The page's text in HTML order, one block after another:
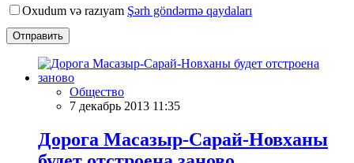
Oxudum və razıyam Şərh göndərmə qaydaları
Отправить
Общество
7 декабрь 2013 11:35
Дорога Масазыр-Сарай-Новханы